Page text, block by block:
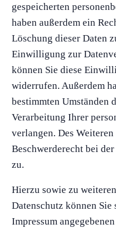
gespeicherten
haben außerdem ein
Löschung dieser Daten
Einwilligung zur
können Sie diese
widerrufen. Außerdem
bestimmten Umständen
Verarbeitung Ihrer
verlangen. Des
Beschwerderecht bei
zu.
Hierzu sowie zu
Datenschutz können
Impressum